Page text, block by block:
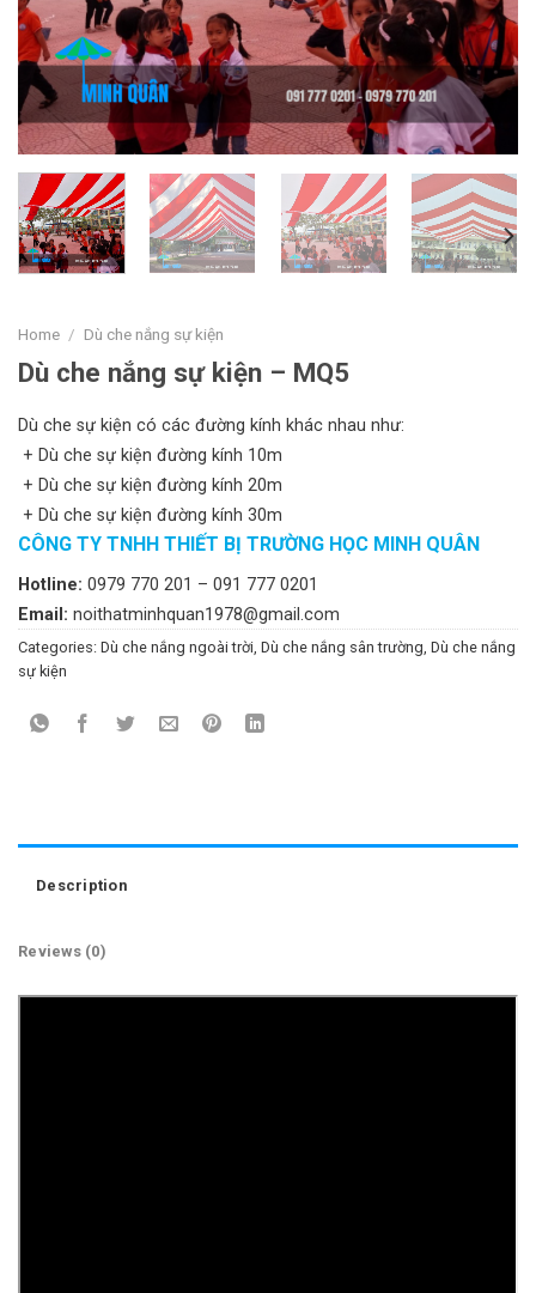
Home / Dù che nắng sự kiện
Dù che nắng sự kiện – MQ5
Dù che sự kiện có các đường kính khác nhau như:
+ Dù che sự kiện đường kính 10m
+ Dù che sự kiện đường kính 20m
+ Dù che sự kiện đường kính 30m
CÔNG TY TNHH THIẾT BỊ TRƯỜNG HỌC MINH QUÂN
Hotline: 0979 770 201 – 091 777 0201
Email: noithatminhquan1978@gmail.com
Categories: Dù che nắng ngoài trời Dù che nắng sân trường Dù che nắng
sự kiện
Description
Reviews (0)